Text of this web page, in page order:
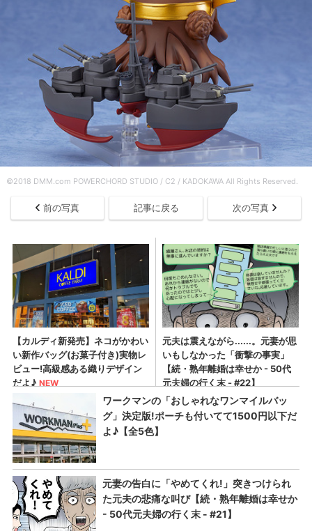
©2018 DMM.com POWERCHORD STUDIO / C2 / KADOKAWA All Rights Reserved.
前の写真 記事に戻る 次の写真